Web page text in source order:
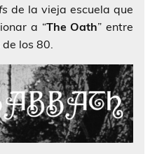
de la vieja escuela que
a “The Oath” entre
los 80.